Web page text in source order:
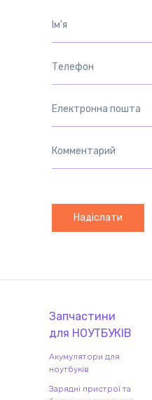
Запчастини
для НОУТБУКІВ
Акумулятори для
ноутбуків
Зарядні пристрої та